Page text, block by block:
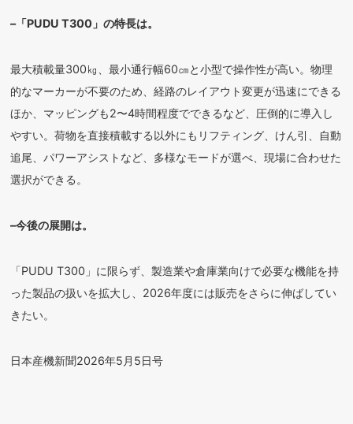
–「PUDU T300」の特長は。
最大積載量300㎏、最小通行幅60㎝と小型で操作性が高い。物理
的なマーカーが不要のため、経路のレイアウト変更が迅速にできる
ほか、マッピングも2〜4時間程度でできるなど、圧倒的に導入し
やすい。荷物を直接積載する以外にもリフティング、けん引、自動
追尾、パワーアシストなど、多様なモードが選べ、現場に合わせた
選択ができる。
–今後の展開は。
「PUDU T300」に限らず、製造業や倉庫業向けで必要な機能を持
った製品の扱いを拡大し、2026年度には販売をさらに伸ばしてい
きたい。
日本産機新聞2026年5月5日号